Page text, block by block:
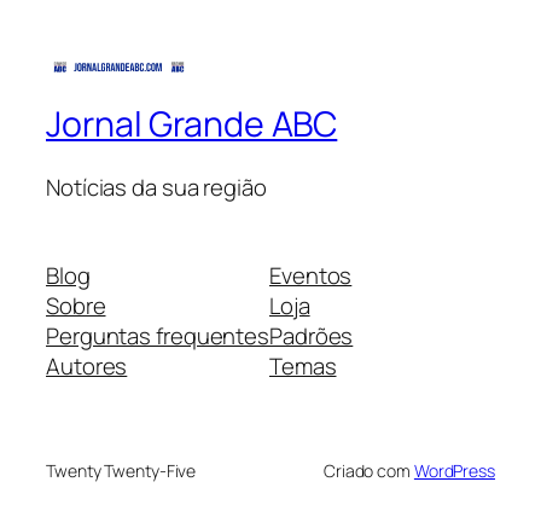
Jornal Grande ABC
Notícias da sua região
Blog
Sobre
Perguntas frequentes
Autores
Eventos
Loja
Padrões
Temas
Twenty Twenty-Five Criado com WordPress